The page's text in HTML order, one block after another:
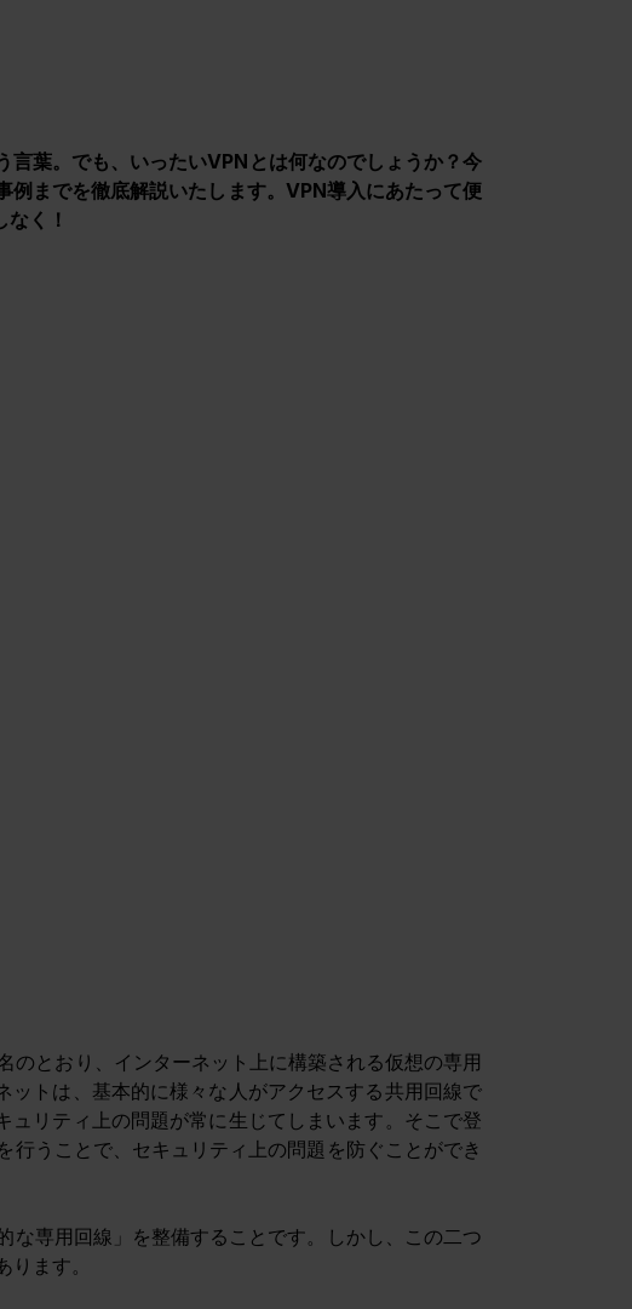
葉。でも、いったいVPNとは何なのでしょうか？今
までを徹底解説いたします。VPN導入にあたって便
く！
のとおり、インターネット上に構築される仮想の専用
トは、基本的に様々な人がアクセスする共用回線で
リティ上の問題が常に生じてしまいます。そこで登
うことで、セキュリティ上の問題を防ぐことができ
な専用回線」を整備することです。しかし、この二つ
ます。